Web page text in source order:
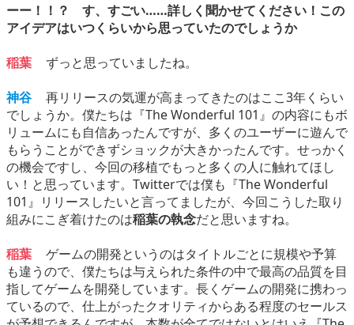
ーー！！？ す、すごい……詳しく聞かせてください！この
アイデアはいつくらいから思っていたのでしょうか
稲葉
ずっと思っていましたね。
神谷
再リリースの気運が高まってきたのはここ3年くらい
でしょうか。僕たちは『The Wonderful 101』の内容にもボ
リュームにも自信あったんですが、多くのユーザーに遊んで
もらうことができずショックが大きかったんです。せっかく
の機会ですし、今回の移植でもっと多くの人に触れてほし
い！と思っています。Twitterでは僕も『The Wonderful
101』リリースしたいと言ってましたが、今回こうした取り
組みにこぎ着けたのは稲葉の執念だと思いますね。
稲葉
ゲームの開発というのはタイトルごとに規模や予算
も違うので、僕たちは与えられた条件の中で最高の品質を目
指してゲームを開発しています。長くゲームの開発に携わっ
ているので、仕上がったクオリティからある程度のセールス